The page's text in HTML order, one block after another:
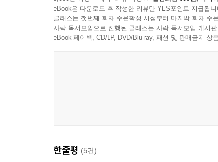
eBook은 다운로드 후 작성한 리뷰만 YES포인트 지급됩니
클래스는 첫번째 회차 주문확정 시점부터 마지막 회차 주
사락 독서모임으로 진행된 클래스는 사락 독서모임 게시
eBook 페이백, CD/LP, DVD/Blu-ray, 패션 및 판매금지 상
한줄평 (5건)